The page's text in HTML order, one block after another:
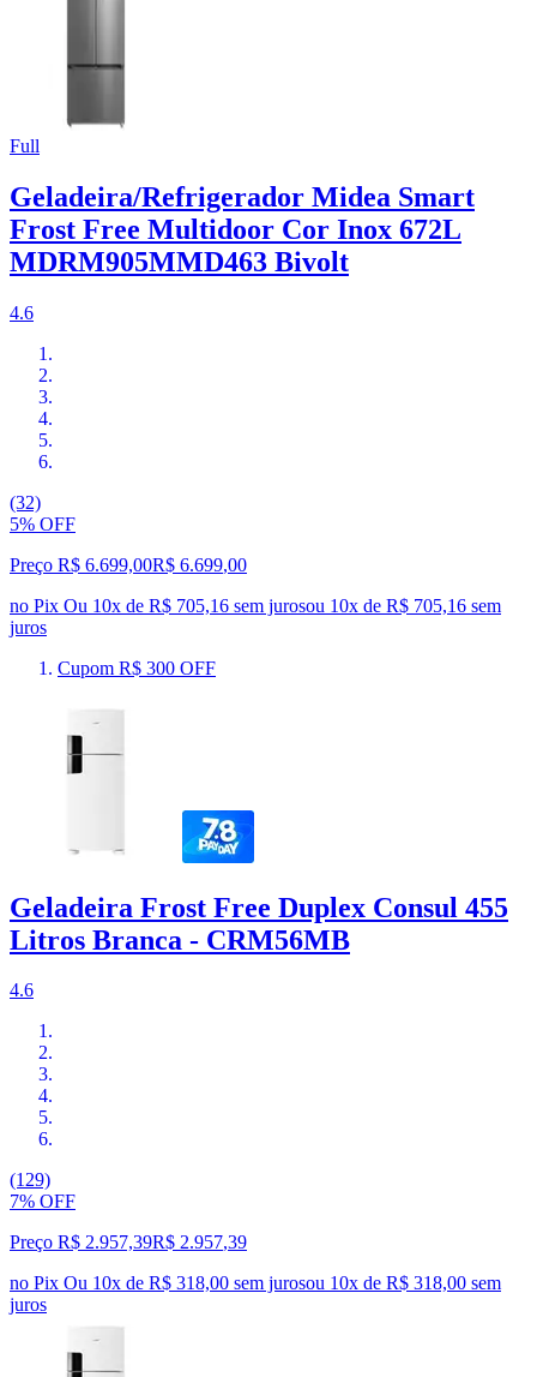
Full
Geladeira/Refrigerador Midea Smart
Frost Free Multidoor Cor Inox 672L
MDRM905MMD463 Bivolt
4.6
(32)
5% OFF
Preço R$ 6.699,00R$ 6.699,00
no Pix Ou 10x de R$ 705,16 sem jurosou 10x de R$ 705,16 sem
juros
Cupom R$ 300 OFF
Geladeira Frost Free Duplex Consul 455
Litros Branca - CRM56MB
4.6
(129)
7% OFF
Preço R$ 2.957,39R$ 2.957,39
no Pix Ou 10x de R$ 318,00 sem jurosou 10x de R$ 318,00 sem
juros